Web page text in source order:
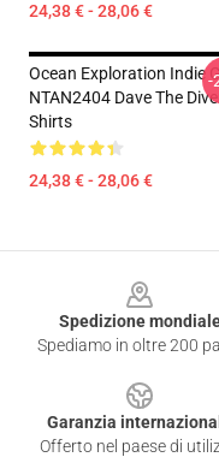
24,38 € - 28,06 €
Ocean Exploration Indie
NTAN2404 Dave The
Shirts
24,38 € - 28,06 €
-
Spedizione
Spediamo in oltre 200
Garanzia
Offerto nel paese di